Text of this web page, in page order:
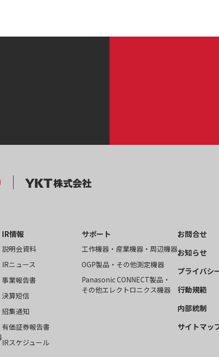
IR情報
説明会資料
IRニュース
事業報告書
決算短信
招集通知
有価証券報告書
IRスケジュール
サポート
工作機器・産業機器・周辺機器
OGP製品・その他測定機器
Panasonic CONNECT製品・
その他エレクトロニクス機器
お問合せ
お知らせ
プライバシ
行動規範
内部統制
サイトマッ